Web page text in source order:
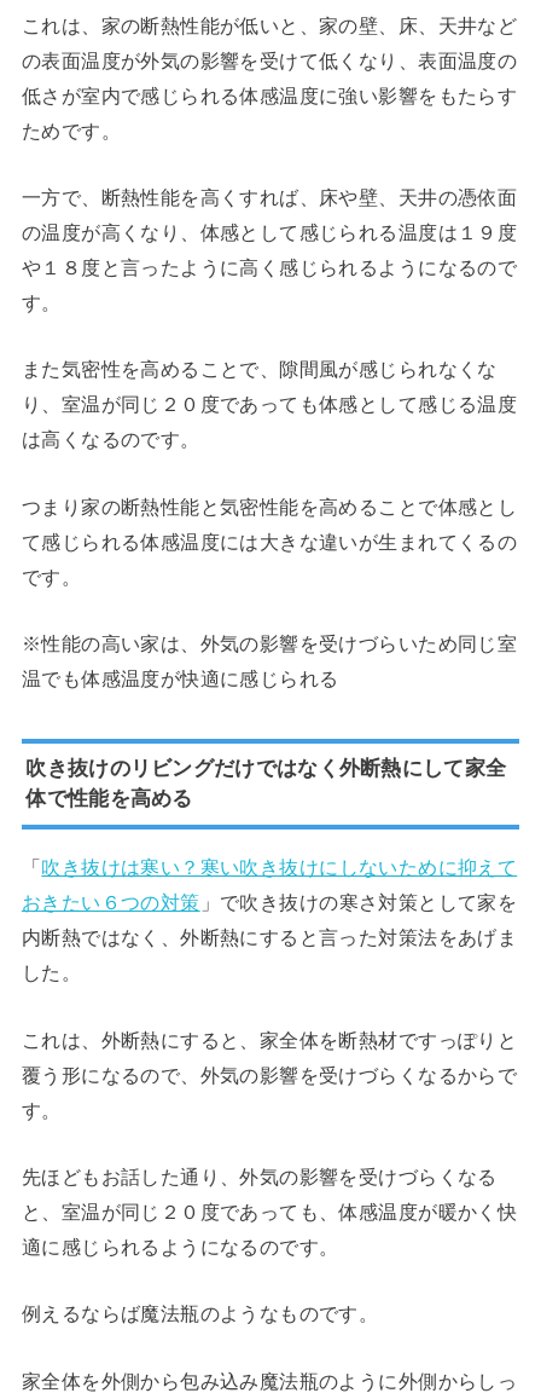
これは、家の断熱性能が低いと、家の壁、床、天井など
の表面温度が外気の影響を受けて低くなり、表面温度の
低さが室内で感じられる体感温度に強い影響をもたらす
ためです。
一方で、断熱性能を高くすれば、床や壁、天井の憑依面
の温度が高くなり、体感として感じられる温度は１９度
や１８度と言ったように高く感じられるようになるので
す。
また気密性を高めることで、隙間風が感じられなくな
り、室温が同じ２０度であっても体感として感じる温度
は高くなるのです。
つまり家の断熱性能と気密性能を高めることで体感とし
て感じられる体感温度には大きな違いが生まれてくるの
です。
※性能の高い家は、外気の影響を受けづらいため同じ室
温でも体感温度が快適に感じられる
吹き抜けのリビングだけではなく外断熱にして家全
体で性能を高める
「吹き抜けは寒い？寒い吹き抜けにしないために抑えて
おきたい６つの対策 」で吹き抜けの寒さ対策として家を
内断熱ではなく、外断熱にすると言った対策法をあげま
した。
これは、外断熱にすると、家全体を断熱材ですっぽりと
覆う形になるので、外気の影響を受けづらくなるからで
す。
先ほどもお話した通り、外気の影響を受けづらくなる
と、室温が同じ２０度であっても、体感温度が暖かく快
適に感じられるようになるのです。
例えるならば魔法瓶のようなものです。
家全体を外側から包み込み魔法瓶のように外側からしっ